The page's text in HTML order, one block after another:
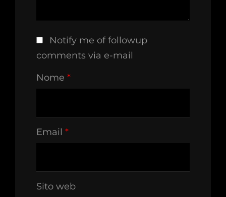
Notify me of followup
comments via e-mail
Nome *
Email *
Sito web